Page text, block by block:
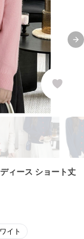
ィース ショート丈
イト